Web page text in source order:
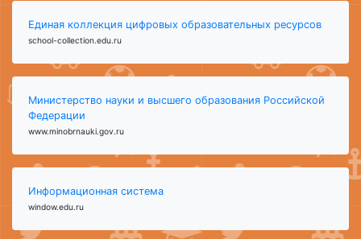
Единая коллекция цифровых образовательных ресурсов
school-collection.edu.ru
Министерство науки и высшего образования Российской
Федерации
www.minobrnauki.gov.ru
Информационная система
window.edu.ru